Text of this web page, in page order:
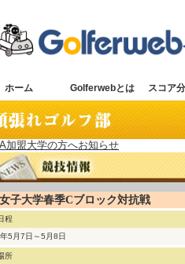
ホーム Golferwebとは スコア
加盟大学の方へお知らせ
子大学春季Cブロック対抗戦
程
5月7日～5月8日
所